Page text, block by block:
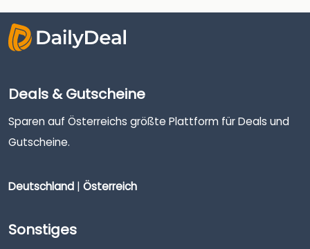
Deals & Gutscheine
Sparen auf Österreichs größte Plattform für Deals und
Gutscheine.
Deutschland | Österreich
Sonstiges